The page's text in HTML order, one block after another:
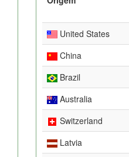
United States
China
Brazil
Australia
Switzerland
Latvia